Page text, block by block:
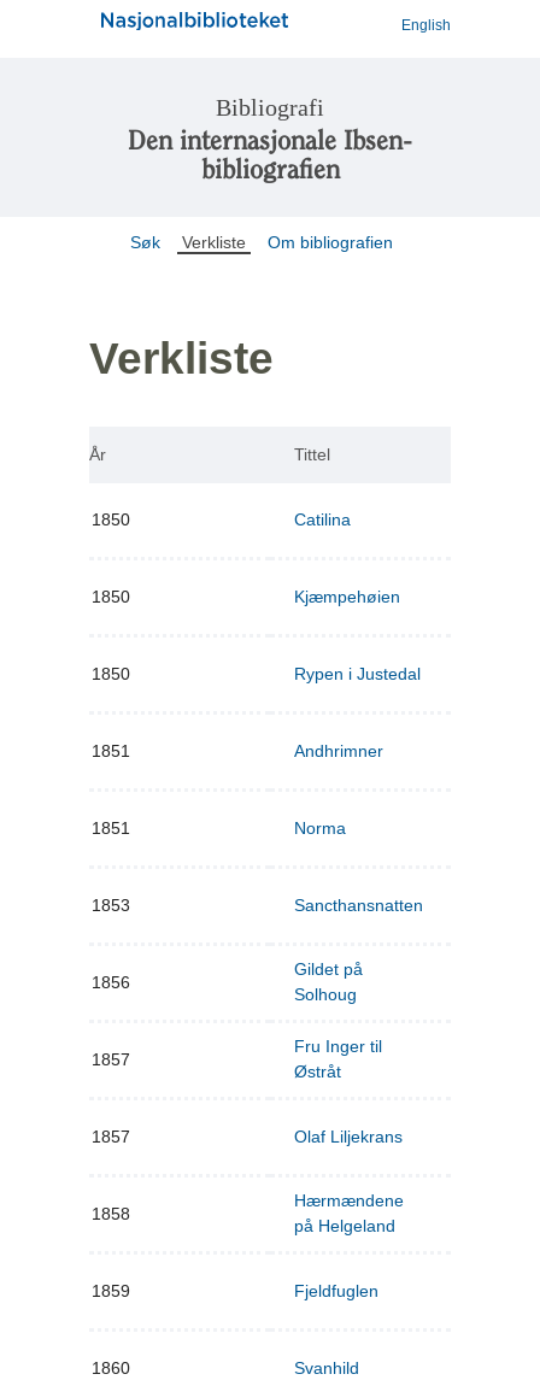
English
Bibliografi
Den internasjonale Ibsen-
bibliografien
Søk Verkliste Om bibliografien
Verkliste
År Tittel
1850 Catilina
1850 Kjæmpehøien
1850 Rypen i Justedal
1851 Andhrimner
1851 Norma
1853 Sancthansnatten
1856
Gildet på
Solhoug
1857
Fru Inger til
Østråt
1857 Olaf Liljekrans
1858
Hærmændene
på Helgeland
1859 Fjeldfuglen
1860 Svanhild